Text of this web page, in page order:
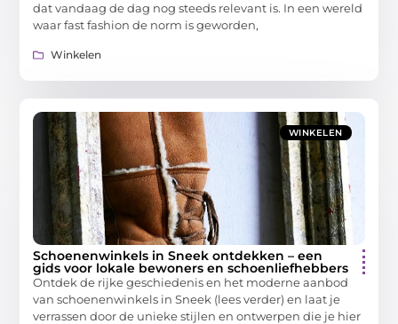
dat vandaag de dag nog steeds relevant is. In een wereld
waar fast fashion de norm is geworden,
Winkelen
WINKELEN
Schoenenwinkels in Sneek ontdekken – een
gids voor lokale bewoners en schoenliefhebbers
Ontdek de rijke geschiedenis en het moderne aanbod
van schoenenwinkels in Sneek (lees verder) en laat je
verrassen door de unieke stijlen en ontwerpen die je hier